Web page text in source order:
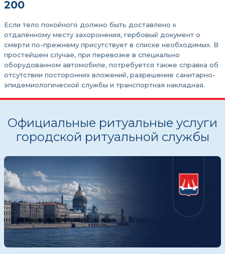
200
Если тело покойного должно быть доставлено к
отдалённому месту захоронения, гербовый документ о
смерти по-прежнему присутствует в списке необходимых. В
простейшем случае, при перевозке в специально
оборудованном автомобиле, потребуется также справка об
отсутствии посторонних вложений, разрешение санитарно-
эпидемиологической службы и транспортная накладная.
Официальные ритуальные услуги
городской ритуальной службы